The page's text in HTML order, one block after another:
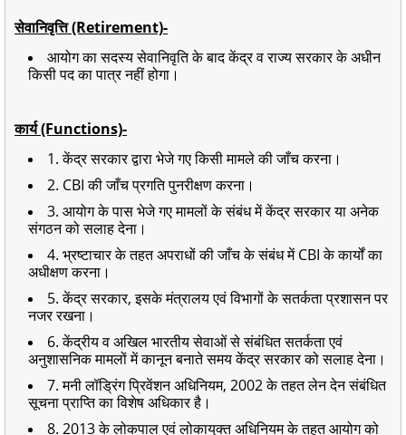
सेवानिवृत्ति (Retirement)-
आयोग का सदस्य सेवानिवृति के बाद केंद्र व राज्य सरकार के अधीन
किसी पद का पात्र नहीं होगा।
कार्य (Functions)-
1. केंद्र सरकार द्वारा भेजे गए किसी मामले की जाँच करना।
2. CBI की जाँच प्रगति पुनरीक्षण करना।
3. आयोग के पास भेजे गए मामलों के संबंध में केंद्र सरकार या अनेक
संगठन को सलाह देना।
4. भ्रष्टाचार के तहत अपराधों की जाँच के संबंध में CBI के कार्यों का
अधीक्षण करना।
5. केंद्र सरकार, इसके मंत्रालय एवं विभागों के सतर्कता प्रशासन पर
नजर रखना।
6. केंद्रीय व अखिल भारतीय सेवाओं से संबंधित सतर्कता एवं
अनुशासनिक मामलों में कानून बनाते समय केंद्र सरकार को सलाह देना।
7. मनी लॉड्रिंग प्रिवेंशन अधिनियम, 2002 के तहत लेन देन संबंधित
सूचना प्राप्ति का विशेष अधिकार है।
8. 2013 के लोकपाल एवं लोकायुक्त अधिनियम के तहत आयोग को